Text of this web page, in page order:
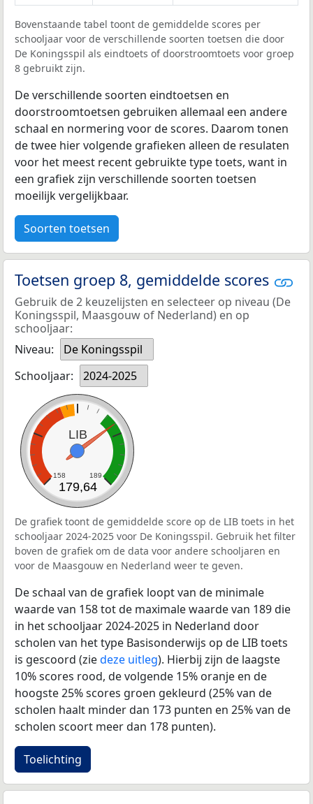
Bovenstaande tabel toont de gemiddelde scores per
schooljaar voor de verschillende soorten toetsen die door
De Koningsspil als eindtoets of doorstroomtoets voor groep
8 gebruikt zijn.
De verschillende soorten eindtoetsen en
doorstroomtoetsen gebruiken allemaal een andere
schaal en normering voor de scores. Daarom tonen
de twee hier volgende grafieken alleen de resulaten
voor het meest recent gebruikte type toets, want in
een grafiek zijn verschillende soorten toetsen
moeilijk vergelijkbaar.
Soorten toetsen
Toetsen groep 8, gemiddelde scores
Gebruik de 2 keuzelijsten en selecteer op niveau (De
Koningsspil, Maasgouw of Nederland) en op
schooljaar:
Niveau:
De Koningsspil
Schooljaar:
2024-2025
LIB
158 189
179,64
De grafiek toont de gemiddelde score op de LIB toets in het
schooljaar 2024-2025 voor De Koningsspil. Gebruik het filter
boven de grafiek om de data voor andere schooljaren en
voor de Maasgouw en Nederland weer te geven.
De schaal van de grafiek loopt van de minimale
waarde van 158 tot de maximale waarde van 189 die
in het schooljaar 2024-2025 in Nederland door
scholen van het type Basisonderwijs op de LIB toets
is gescoord (ziedeze uitleg). Hierbij zijn de laagste
10% scores rood, de volgende 15% oranje en de
hoogste 25% scores groen gekleurd (25% van de
scholen haalt minder dan 173 punten en 25% van de
scholen scoort meer dan 178 punten).
Toelichting